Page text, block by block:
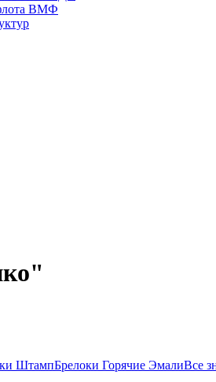
ВМФ
ШтампБрелоки Горячие ЭмалиВсе